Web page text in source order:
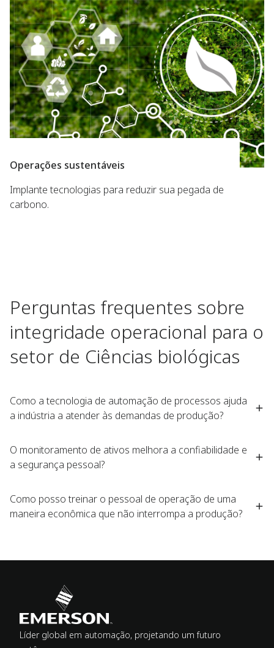
Operações sustentáveis
Implante tecnologias para reduzir sua pegada de
carbono.
Perguntas frequentes sobre
integridade operacional para o
setor de Ciências biológicas
Como a tecnologia de automação de processos ajuda
a indústria a atender às demandas de produção?
O monitoramento de ativos melhora a confiabilidade e
a segurança pessoal?
Como posso treinar o pessoal de operação de uma
maneira econômica que não interrompa a produção?
Líder global em automação, projetando um futuro